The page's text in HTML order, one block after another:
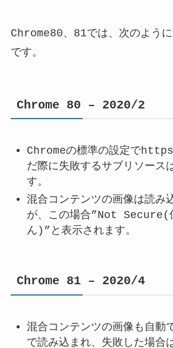
Chrome80、81では、次のよう
です。
Chrome 80 – 2020/2
Chromeの標準の設定で
だ際に失敗するサブリソース
す。
混合コンテンツの画像は読み
が、この場合”Not Secure(
ん)”と表示されます。
Chrome 81 – 2020/4
混合コンテンツの画像も自
で読み込まれ、失敗した場合